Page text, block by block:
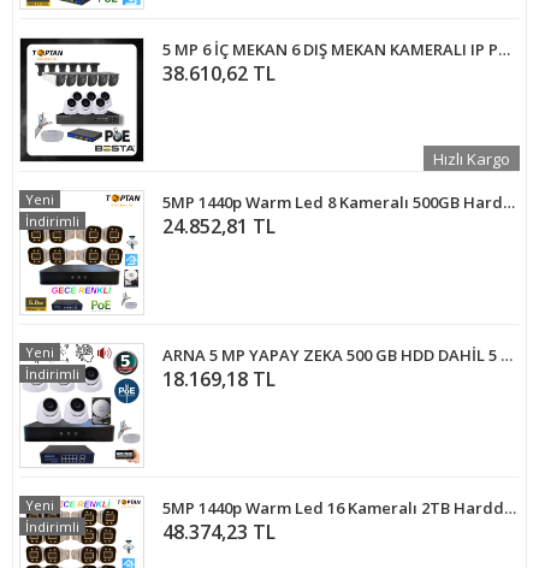
5 MP 6 İÇ MEKAN 6 DIŞ MEKAN KAMERALI IP POE GÜVENLİK SETİ KD-2750
38.610,62 TL
Hızlı Kargo
5MP 1440p Warm Led 8 Kameralı 500GB Harddisk Dahil IP Poe Güvenlik Kamerası Seti - ST-58500W
24.852,81 TL
Yeni
İndirimli
ARNA 5 MP YAPAY ZEKA 500 GB HDD DAHİL 5 KAMERALI FULL SET İÇ MEKAN GÜVENLİK SİSTEMİ - ST55500
18.169,18 TL
Yeni
İndirimli
5MP 1440p Warm Led 16 Kameralı 2TB Harddisk Dahil IP Poe Güvenlik Kamerası Seti - ST-5162TBW
48.374,23 TL
Yeni
İndirimli